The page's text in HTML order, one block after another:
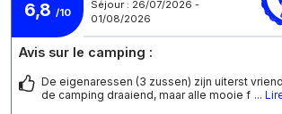
6,8 /10
Séjour : 26/07/2026 -
01/08/2026
Avis sur le camping :
De eigenaressen (3 zussen) zijn uiterst
de camping draaiend, maar alle mooie f ...